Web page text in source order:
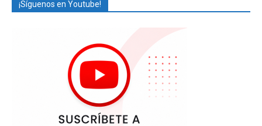
¡Síguenos en Youtube!